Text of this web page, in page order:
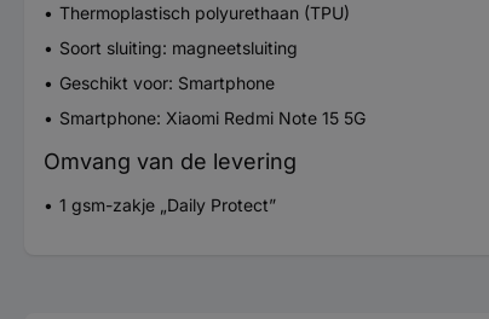
Thermoplastisch polyurethaan (TPU)
Soort sluiting: magneetsluiting
Geschikt voor: Smartphone
Smartphone: Xiaomi Redmi Note 15 5G
Omvang van de levering
1 gsm-zakje „Daily Protect”